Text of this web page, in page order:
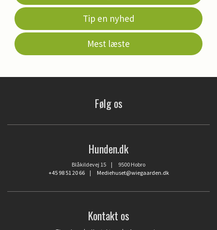
Tip en nyhed
Mest læste
Følg os
Hunden.dk
Blåkildevej 15 | 9500 Hobro
+45 98 51 20 66| Mediehuset@wiegaarden.dk
Kontakt os